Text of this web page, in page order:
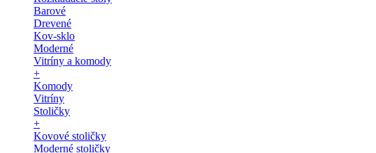
Barové
Drevené
Kov-sklo
Moderné
Vitríny a komody
+
Komody
Vitríny
Stoličky
+
Kovové stoličky
Moderné stoličky